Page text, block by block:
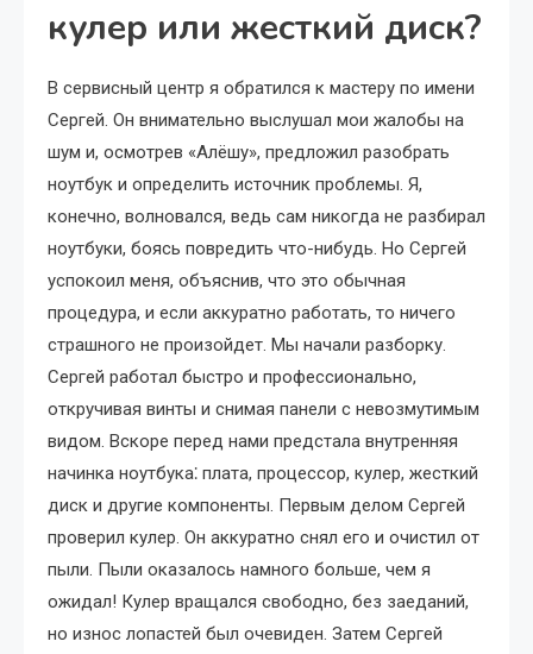
кулер или жесткий диск?
В сервисный центр я обратился к мастеру по имени
Сергей. Он внимательно выслушал мои жалобы на
шум и, осмотрев «Алёшу», предложил разобрать
ноутбук и определить источник проблемы. Я,
конечно, волновался, ведь сам никогда не разбирал
ноутбуки, боясь повредить что-нибудь. Но Сергей
успокоил меня, объяснив, что это обычная
процедура, и если аккуратно работать, то ничего
страшного не произойдет. Мы начали разборку.
Сергей работал быстро и профессионально,
откручивая винты и снимая панели с невозмутимым
видом. Вскоре перед нами предстала внутренняя
начинка ноутбука⁚ плата, процессор, кулер, жесткий
диск и другие компоненты. Первым делом Сергей
проверил кулер. Он аккуратно снял его и очистил от
пыли. Пыли оказалось намного больше, чем я
ожидал! Кулер вращался свободно, без заеданий,
но износ лопастей был очевиден. Затем Сергей